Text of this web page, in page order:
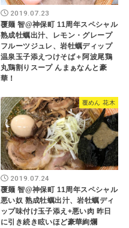
2019.07.23
覆麺 智@神保町 11周年スペシャル
熟成牡蠣出汁、レモン・グレープ
フルーツジュレ、岩牡蠣ディップ
温泉玉子添えつけそば＋阿波尾鶏
丸鶏割りスープ んまぁなんと豪
華！
覆めん 花木
2019.07.24
覆麺 智@神保町 11周年スペシャル
悪い奴 熟成牡蠣出汁、岩牡蠣ディ
ップ味付け玉子添え+悪い肉 昨日
に引き続き眩いほど豪華絢爛